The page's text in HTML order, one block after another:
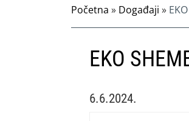
Početna » Događaji »
EKO
6.6.2024.